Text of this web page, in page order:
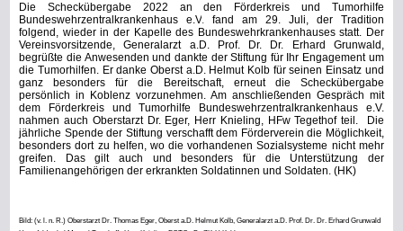
Die Scheckübergabe 2022 an den Förderkreis und Tumorhilfe
Bundeswehrzentralkrankenhaus e.V. fand am 29. Juli, der Tradition
folgend, wieder in der Kapelle des Bundeswehrkrankenhauses statt. Der
Vereinsvorsitzende, Generalarzt a.D. Prof. Dr. Dr. Erhard Grunwald,
begrüßte die Anwesenden und dankte der Stiftung für Ihr Engagement um
die Tumorhilfen. Er danke Oberst a.D. Helmut Kolb für seinen Einsatz und
ganz besonders für die Bereitschaft, erneut die Scheckübergabe
persönlich in Koblenz vorzunehmen. Am anschließenden Gespräch mit
dem Förderkreis und Tumorhilfe Bundeswehrzentralkrankenhaus e.V.
nahmen auch Oberstarzt Dr. Eger, Herr Knieling, HFw Tegethof teil.
Die
jährliche Spende der Stiftung verschafft dem Förderverein die Möglichkeit,
besonders dort zu helfen, wo die vorhandenen Sozialsysteme nicht mehr
greifen. Das gilt auch und besonders für die Unterstützung der
Familienangehörigen der erkrankten Soldatinnen und Soldaten. (HK)
Bild: (v. l. n. R.) Oberstarzt Dr. Thomas Eger, Oberst a.D. Helmut Kolb, Generalarzt a.D. Prof. Dr. Dr. Erhard Grunwald